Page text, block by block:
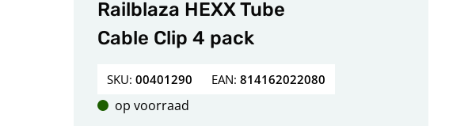
Railblaza HEXX Tube
Cable Clip 4 pack
SKU:00401290 EAN:814162022080
op voorraad